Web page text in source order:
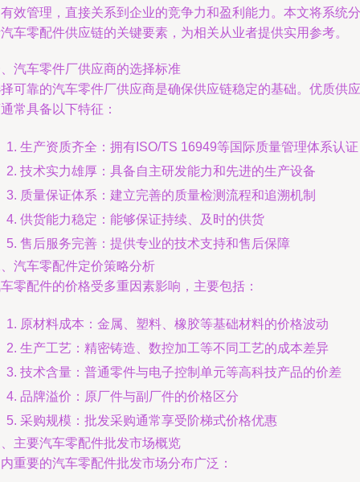
效管理，直接关系到企业的竞争力和盈利能力。本文将系统分
车零配件供应链的关键要素，为相关从业者提供实用参考。
汽车零件厂供应商的选择标准
可靠的汽车零件厂供应商是确保供应链稳定的基础。优质供应
常具备以下特征：
生产资质齐全：拥有ISO/TS 16949等国际质量管理体系认证
技术实力雄厚：具备自主研发能力和先进的生产设备
质量保证体系：建立完善的质量检测流程和追溯机制
供货能力稳定：能够保证持续、及时的供货
售后服务完善：提供专业的技术支持和售后保障
汽车零配件定价策略分析
零配件的价格受多重因素影响，主要包括：
原材料成本：金属、塑料、橡胶等基础材料的价格波动
生产工艺：精密铸造、数控加工等不同工艺的成本差异
技术含量：普通零件与电子控制单元等高科技产品的价差
品牌溢价：原厂件与副厂件的价格区分
采购规模：批发采购通常享受阶梯式价格优惠
主要汽车零配件批发市场概览
重要的汽车零配件批发市场分布广泛：